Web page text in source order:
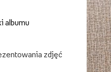
albumu
zdjęć